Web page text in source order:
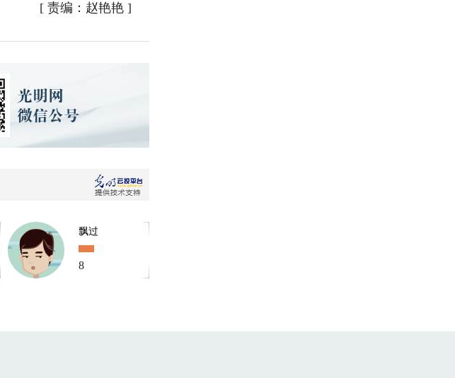
[ 责编：赵艳艳]
飘过
8